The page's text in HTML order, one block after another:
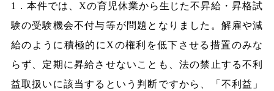
1．本件では、Xの育児休業から生じた不昇給・昇格試
験の受験機会不付与等が問題となりました。解雇や減
給のように積極的にXの権利を低下させる措置のみな
らず、定期に昇給させないことも、法の禁止する不利
益取扱いに該当するという判断ですから、「不利益」